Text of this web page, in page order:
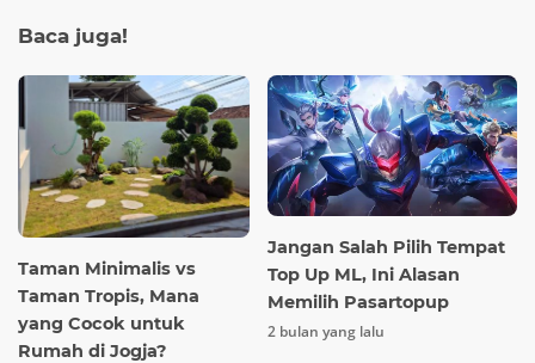
Baca juga!
Taman Minimalis vs
Taman Tropis, Mana
yang Cocok untuk
Rumah di Jogja?
Jangan Salah Pilih Tempat
Top Up ML, Ini Alasan
Memilih Pasartopup
2 bulan yang lalu